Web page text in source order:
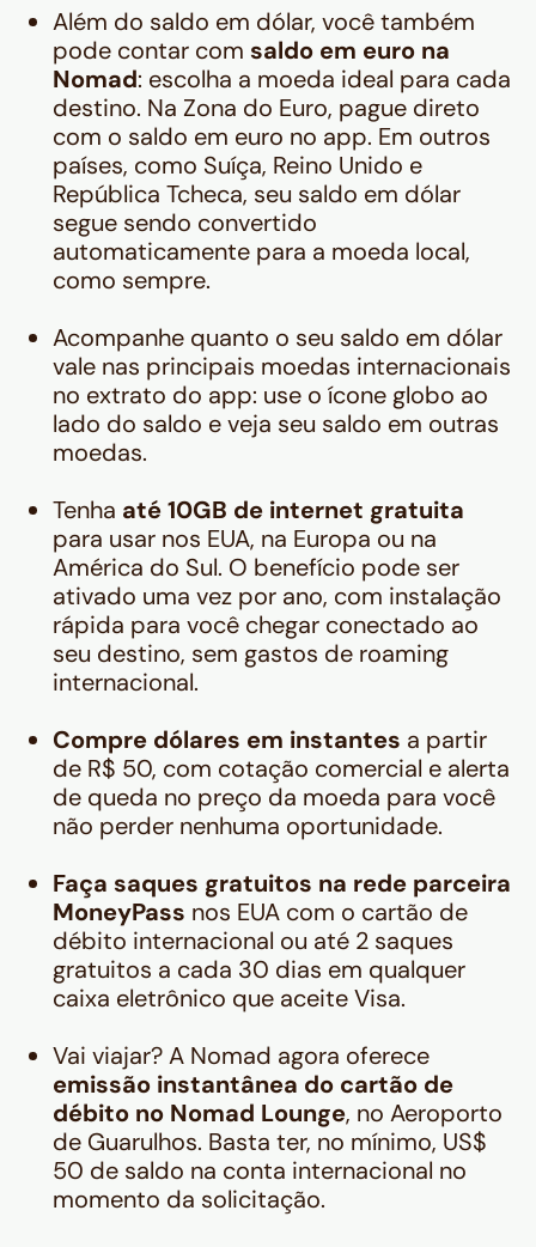
Além do saldo em dólar, você também
pode contar com saldo em euro na
Nomad: escolha a moeda ideal para cada
destino. Na Zona do Euro, pague direto
com o saldo em euro no app. Em outros
países, como Suíça, Reino Unido e
República Tcheca, seu saldo em dólar
segue sendo convertido
automaticamente para a moeda local,
como sempre.
Acompanhe quanto o seu saldo em dólar
vale nas principais moedas internacionais
no extrato do app: use o ícone globo ao
lado do saldo e veja seu saldo em outras
moedas.
Tenha até 10GB de internet gratuita
para usar nos EUA, na Europa ou na
América do Sul. O benefício pode ser
ativado uma vez por ano, com instalação
rápida para você chegar conectado ao
seu destino, sem gastos de roaming
internacional.
Compre dólares em instantes a partir
de R$ 50, com cotação comercial e alerta
de queda no preço da moeda para você
não perder nenhuma oportunidade.
Faça saques gratuitos na rede parceira
MoneyPass nos EUA com o cartão de
débito internacional ou até 2 saques
gratuitos a cada 30 dias em qualquer
caixa eletrônico que aceite Visa.
Vai viajar? A Nomad agora oferece
emissão instantânea do cartão de
débito no Nomad Lounge, no Aeroporto
de Guarulhos. Basta ter, no mínimo, US$
50 de saldo na conta internacional no
momento da solicitação.